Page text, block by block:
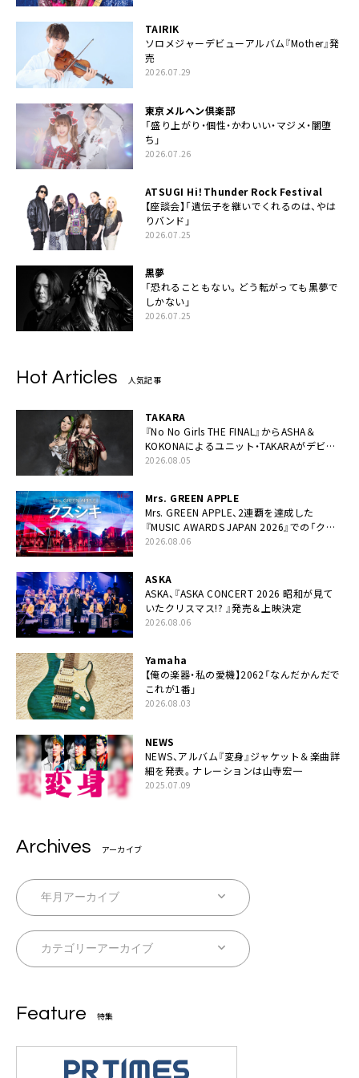
TAIRIK
ソロメジャーデビューアルバム『Mother』発
売
2026.07.29
東京メルヘン倶楽部
「盛り上がり・個性・かわいい・マジメ・闇堕
ち」
2026.07.26
ATSUGI Hi！Thunder Rock Festival
【座談会】「遺伝子を継いでくれるのは、やは
りバンド」
2026.07.25
黒夢
「恐れることもない。どう転がっても黒夢で
しかない」
2026.07.25
Hot Articles 人気記事
TAKARA
『No No Girls THE FINAL』からASHA＆
KOKONAによるユニット・TAKARAがデビュ
ー
2026.08.05
Mrs. GREEN APPLE
Mrs. GREEN APPLE、2連覇を達成した
『MUSIC AWARDS JAPAN 2026』での「クス
シキ」ライブパフォーマンスをYouTube公開
2026.08.06
ASKA
ASKA、『ASKA CONCERT 2026 昭和が見て
いたクリスマス!? 』発売＆上映決定
2026.08.06
Yamaha
【俺の楽器・私の愛機】2062「なんだかんだで
これが1番」
2026.08.03
NEWS
NEWS、アルバム『変身』ジャケット＆楽曲詳
細を発表。ナレーションは⼭寺宏⼀
2025.07.09
Archives アーカイブ
Feature 特集